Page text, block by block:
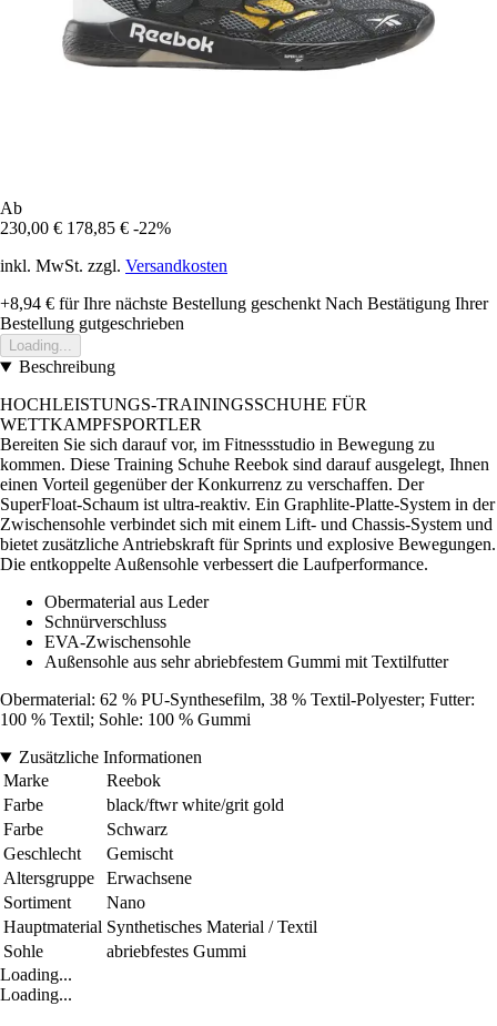
Ab
230,00 € 178,85 € -22%
inkl. MwSt. zzgl. Versandkosten
+8,94 € für Ihre nächste Bestellung geschenkt Nach Bestätigung Ihrer
Bestellung gutgeschrieben
Loading...
Beschreibung
HOCHLEISTUNGS-TRAININGSSCHUHE FÜR
WETTKAMPFSPORTLER
Bereiten Sie sich darauf vor, im Fitnessstudio in Bewegung zu
kommen. Diese Training Schuhe Reebok sind darauf ausgelegt, Ihnen
einen Vorteil gegenüber der Konkurrenz zu verschaffen. Der
SuperFloat-Schaum ist ultra-reaktiv. Ein Graphlite-Platte-System in der
Zwischensohle verbindet sich mit einem Lift- und Chassis-System und
bietet zusätzliche Antriebskraft für Sprints und explosive Bewegungen.
Die entkoppelte Außensohle verbessert die Laufperformance.
Obermaterial aus Leder
Schnürverschluss
EVA-Zwischensohle
Außensohle aus sehr abriebfestem Gummi mit Textilfutter
Obermaterial: 62 % PU-Synthesefilm, 38 % Textil-Polyester; Futter:
100 % Textil; Sohle: 100 % Gummi
Zusätzliche Informationen
Marke
Reebok
Farbe
black/ftwr white/grit gold
Farbe
Schwarz
Geschlecht
Gemischt
Altersgruppe
Erwachsene
Sortiment
Nano
Hauptmaterial Synthetisches Material / Textil
Sohle
abriebfestes Gummi
Loading...
Loading...